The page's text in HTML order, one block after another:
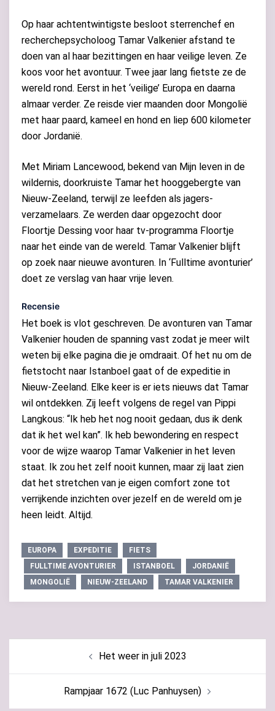
Op haar achtentwintigste besloot sterrenchef en
recherchepsycholoog Tamar Valkenier afstand te
doen van al haar bezittingen en haar veilige leven. Ze
koos voor het avontuur. Twee jaar lang fietste ze de
wereld rond. Eerst in het ‘veilige’ Europa en daarna
almaar verder. Ze reisde vier maanden door Mongolië
met haar paard, kameel en hond en liep 600 kilometer
door Jordanië.
Met Miriam Lancewood, bekend van Mijn leven in de
wildernis, doorkruiste Tamar het hooggebergte van
Nieuw-Zeeland, terwijl ze leefden als jagers-
verzamelaars. Ze werden daar opgezocht door
Floortje Dessing voor haar tv-programma Floortje
naar het einde van de wereld. Tamar Valkenier blijft
op zoek naar nieuwe avonturen. In ‘Fulltime avonturier’
doet ze verslag van haar vrije leven.
Recensie
Het boek is vlot geschreven. De avonturen van Tamar
Valkenier houden de spanning vast zodat je meer wilt
weten bij elke pagina die je omdraait. Of het nu om de
fietstocht naar Istanboel gaat of de expeditie in
Nieuw-Zeeland. Elke keer is er iets nieuws dat Tamar
wil ontdekken. Zij leeft volgens de regel van Pippi
Langkous: “Ik heb het nog nooit gedaan, dus ik denk
dat ik het wel kan”. Ik heb bewondering en respect
voor de wijze waarop Tamar Valkenier in het leven
staat. Ik zou het zelf nooit kunnen, maar zij laat zien
dat het stretchen van je eigen comfort zone tot
verrijkende inzichten over jezelf en de wereld om je
heen leidt. Altijd.
EUROPA EXPEDITIE
FIETS
FULLTIME AVONTURIER
ISTANBOEL
JORDANIË
MONGOLIË
NIEUW-ZEELAND TAMAR VALKENIER
Het weer in juli 2023
Rampjaar 1672 (Luc Panhuysen)